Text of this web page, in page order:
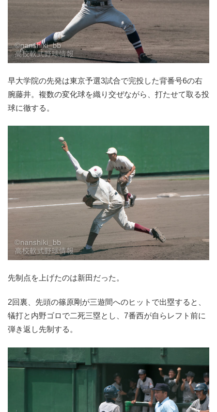
早大学院の先発は東京予選3試合で完投した背番号6の右
腕藤井。複数の変化球を織り交ぜながら、打たせて取る投
球に徹する。
先制点を上げたのは新田だった。
2回裏、先頭の篠原剛が三遊間へのヒットで出塁すると、
犠打と内野ゴロで二死三塁とし、7番西が自らレフト前に
弾き返し先制する。